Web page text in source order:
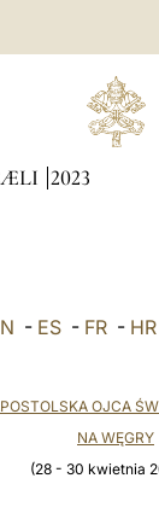
2023
- ES - FR - HR
OJCA
NA WĘGRY
(28 - 30 kwietnia